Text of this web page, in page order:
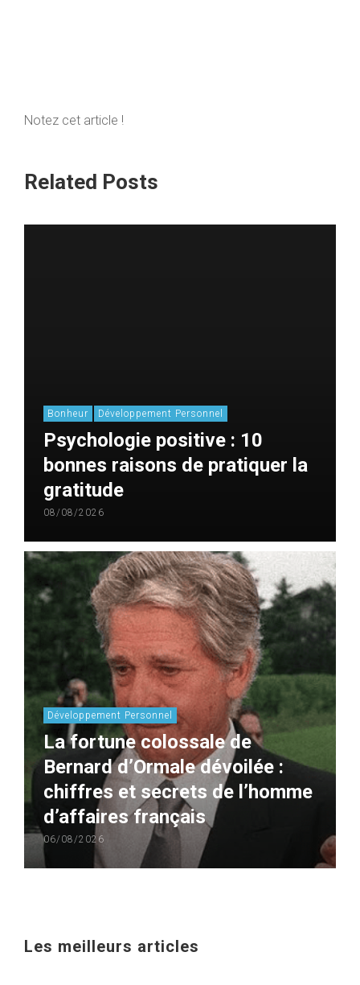
Notez cet article !
Related Posts
Bonheur Développement Personnel
Psychologie positive : 10
bonnes raisons de pratiquer la
gratitude
08/08/2026
Développement Personnel
La fortune colossale de
Bernard d’Ormale dévoilée :
chiffres et secrets de l’homme
d’affaires français
06/08/2026
Les meilleurs articles